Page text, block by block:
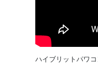
Warning:
content/themes/
ハイブリットパワ